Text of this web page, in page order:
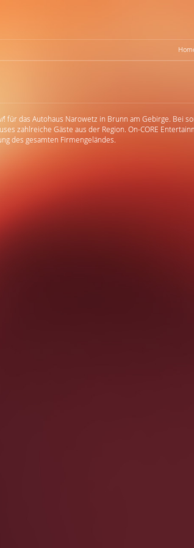
! für das Autohaus Narowetz in Brunn am Gebirge. Bei
zahlreiche Gäste aus der Region. On-CORE
des gesamten Firmengeländes.